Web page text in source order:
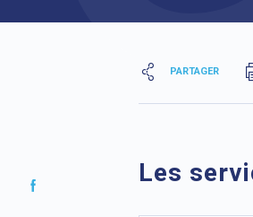
PARTAGER
Les